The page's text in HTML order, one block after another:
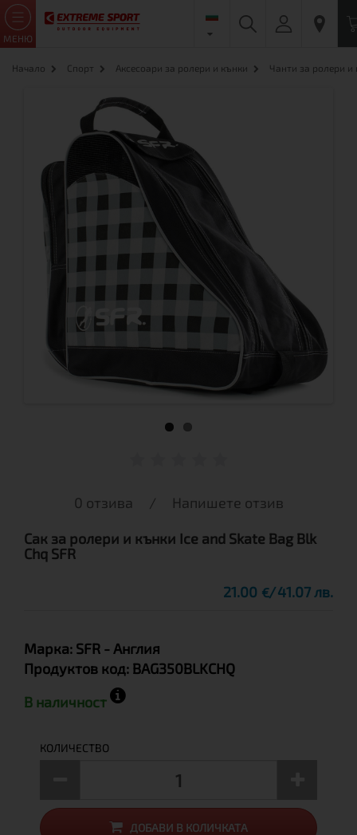
МЕНЮ
Начало Спорт Аксесоари за ролери и кънки Чанти за ролери и
0 отзива / Напишете отзив
Сак за ролери и кънки Ice and Skate Bag Blk
Chq SFR
21.00 € 41.07 лв.
Марка: SFR - Англия
Продуктов код: BAG350BLKCHQ
В наличност
КОЛИЧЕСТВО
ДОБАВИ В КОЛИЧКАТА